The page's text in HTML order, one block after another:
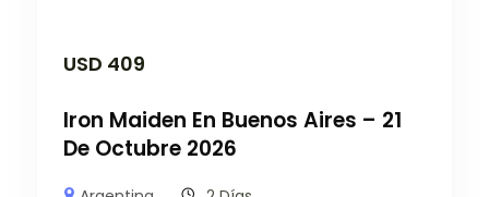
USD 409
Iron Maiden En Buenos Aires – 21
De Octubre 2026